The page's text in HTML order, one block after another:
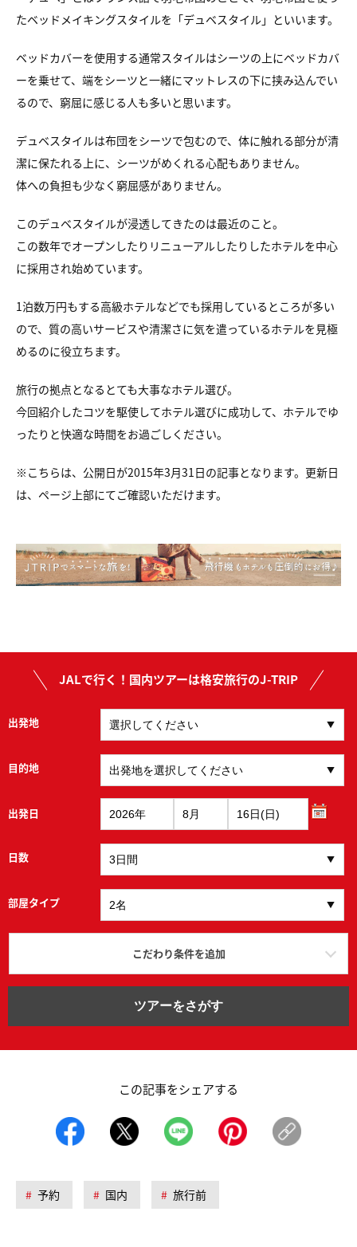
たベッドメイキングスタイルを「デュベスタイル」といいます。
ベッドカバーを使用する通常スタイルはシーツの上にベッドカバ
ーを乗せて、端をシーツと一緒にマットレスの下に挟み込んでい
るので、窮屈に感じる人も多いと思います。
デュベスタイルは布団をシーツで包むので、体に触れる部分が清
潔に保たれる上に、シーツがめくれる心配もありません。
体への負担も少なく窮屈感がありません。
このデュベスタイルが浸透してきたのは最近のこと。
この数年でオープンしたりリニューアルしたりしたホテルを中心
に採用され始めています。
1泊数万円もする高級ホテルなどでも採用しているところが多い
ので、質の高いサービスや清潔さに気を遣っているホテルを見極
めるのに役立ちます。
旅行の拠点となるとても大事なホテル選び。
今回紹介したコツを駆使してホテル選びに成功して、ホテルでゆ
ったりと快適な時間をお過ごしください。
※こちらは、公開日が2015年3月31日の記事となります。更新日
は、ページ上部にてご確認いただけます。
JALで行く！国内ツアーは格安旅行のJ-TRIP
出発地
目的地
出発日
日数
部屋タイプ
こだわり条件を追加
ツアーをさがす
この記事をシェアする
予約 国内 旅行前